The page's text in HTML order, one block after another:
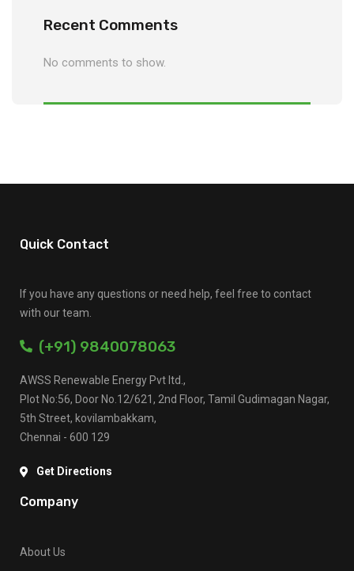
Recent Comments
No comments to show.
Quick Contact
If you have any questions or need help, feel free to contact
with our team.
(+91) 9840078063
AWSS Renewable Energy Pvt ltd.,
Plot No:56, Door No.12/621, 2nd Floor, Tamil Gudimagan Nagar,
5th Street, kovilambakkam,
Chennai - 600 129
Get Directions
Company
About Us